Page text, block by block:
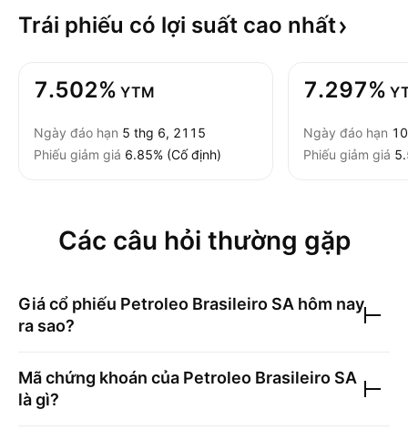
Trái phiếu có lợi suất cao nhất
7.502% YTM
Ngày đáo hạn 5 thg 6, 2115
Phiếu giảm giá 6.85% (Cố định)
7.297%
Ngày đáo hạn
Phiếu giảm giá
Các câu hỏi thường gặp
Giá cổ phiếu Petroleo Brasileiro SA hôm nay
ra sao?
Mã chứng khoán của Petroleo Brasileiro SA
là gì?